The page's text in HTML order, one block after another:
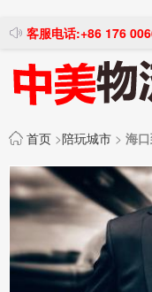
客服电话:+86 176
首页 >陪玩城市 > 海